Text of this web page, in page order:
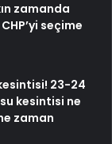
zamanda
seçime
23-24
kesintisi ne
zaman